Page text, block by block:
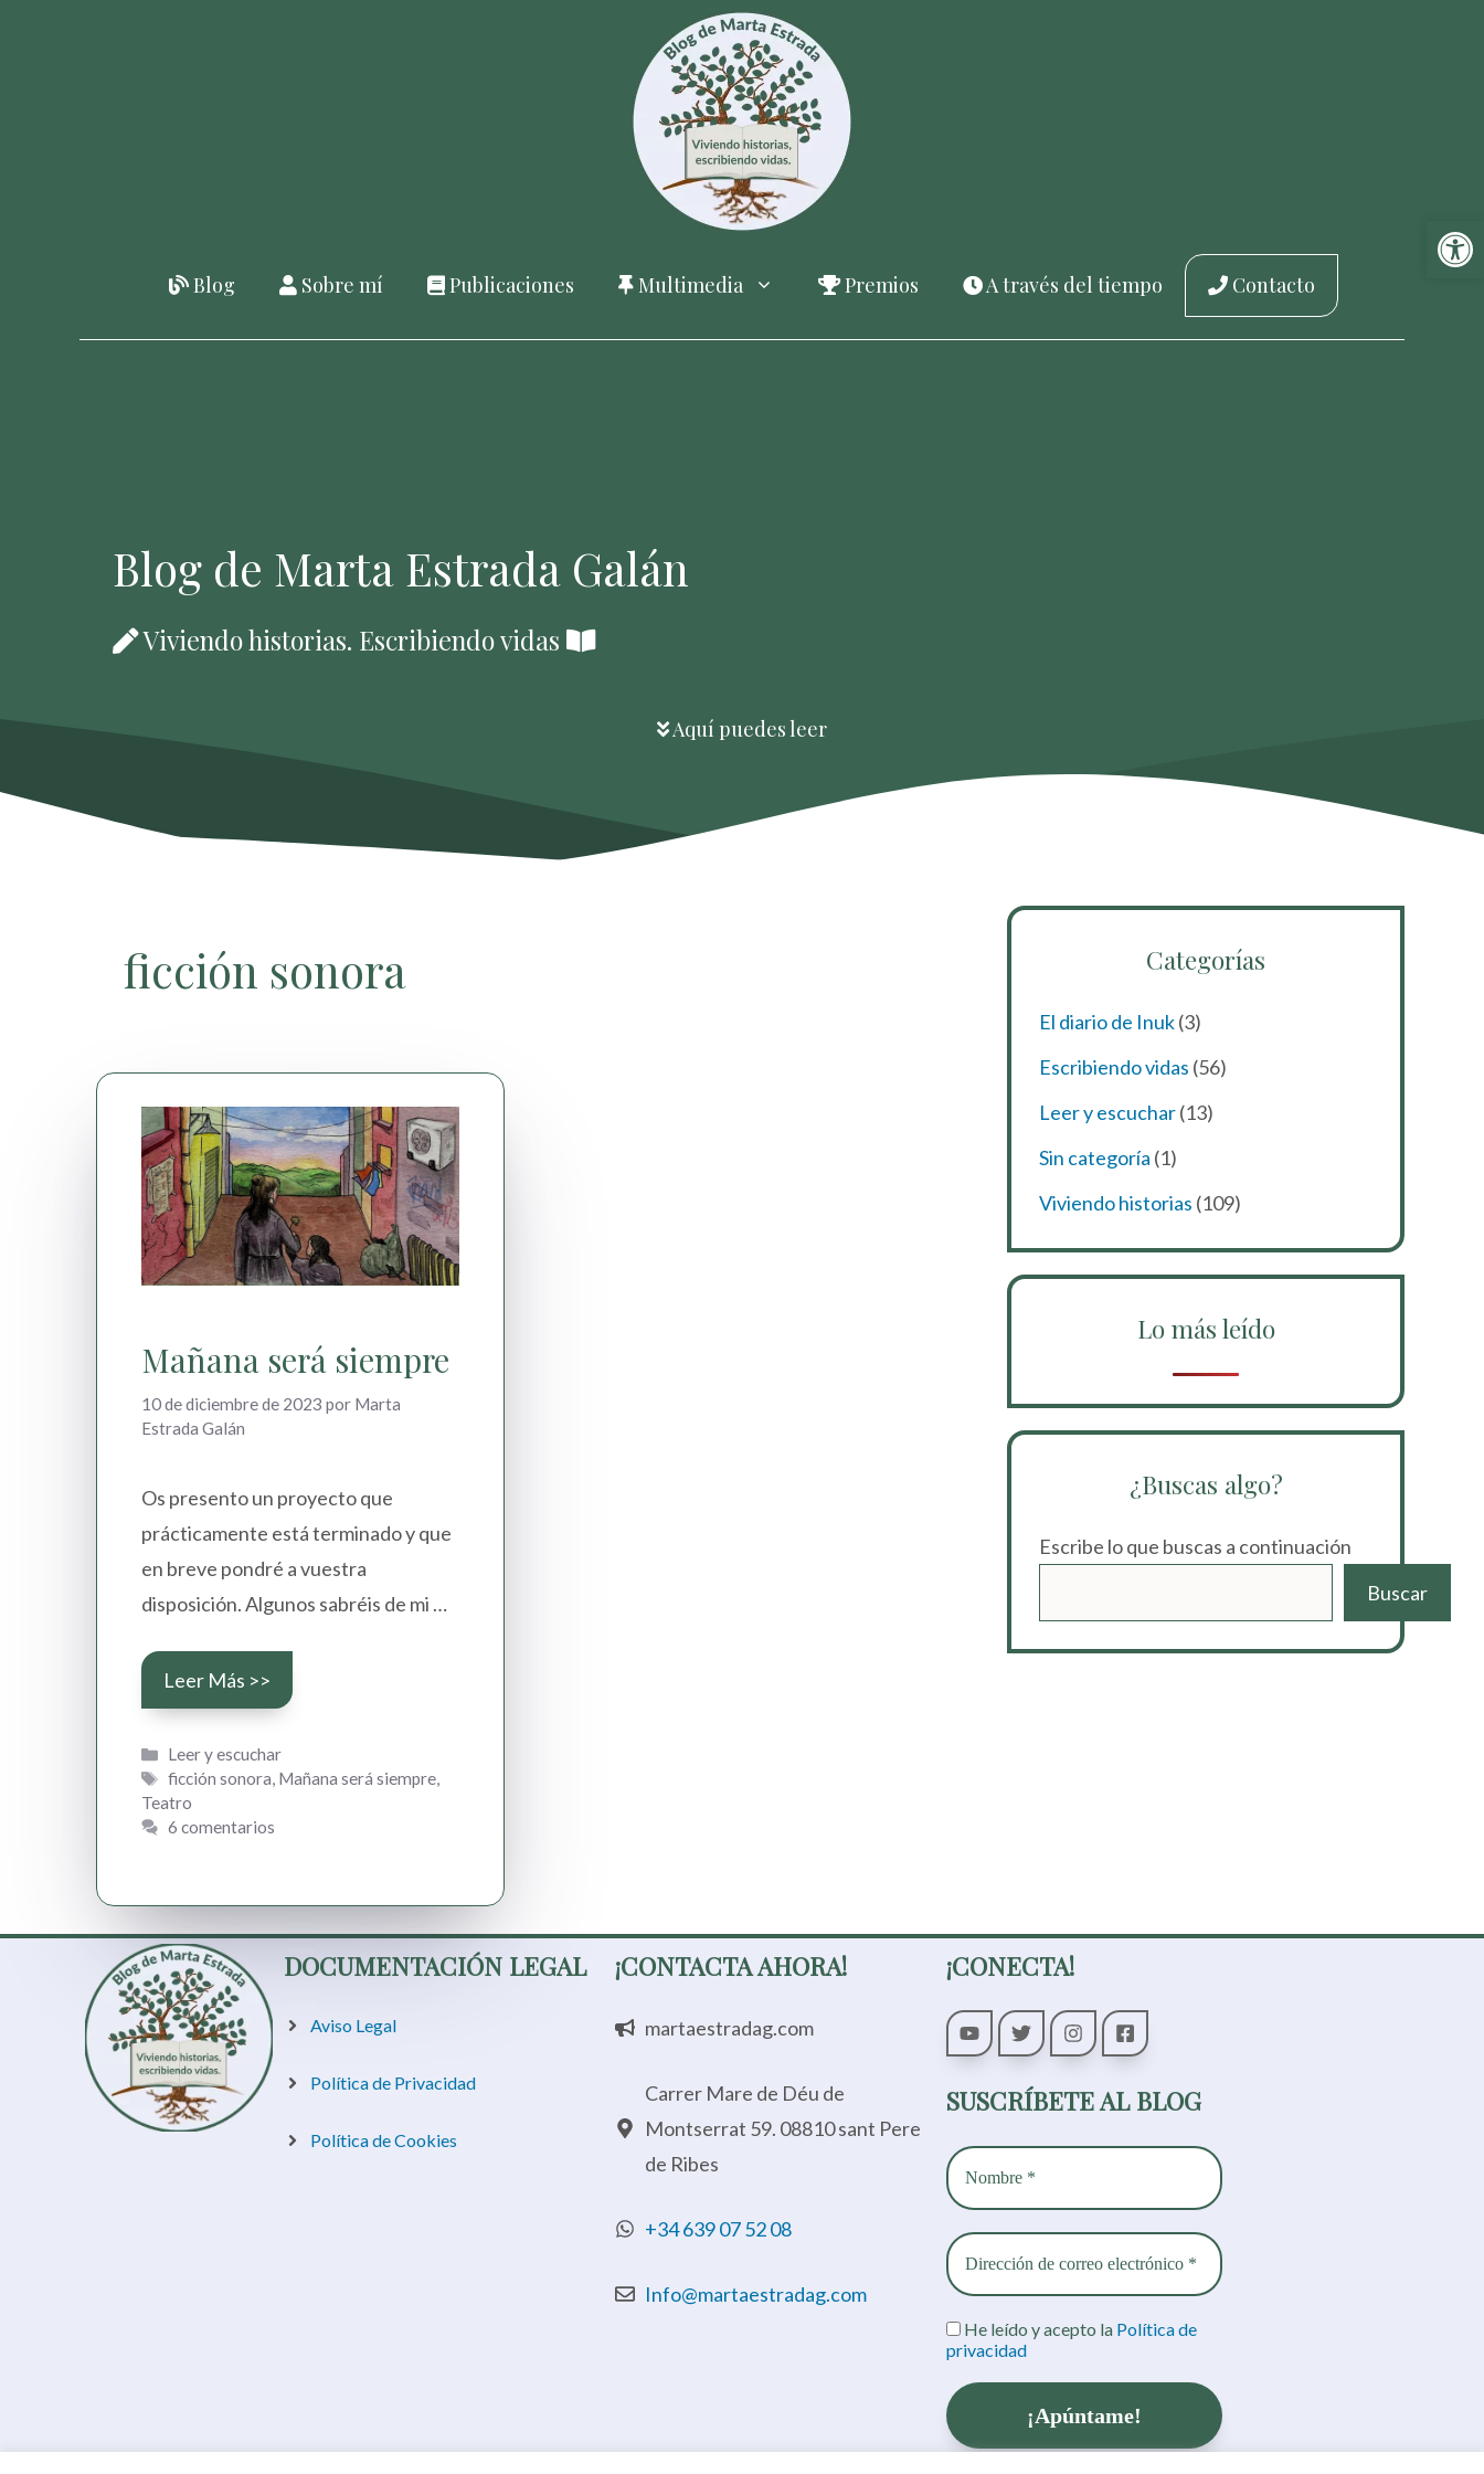
Abrir
Principal
Blog Sobre mí Publicaciones Multimedia Premios A través del tiempo Contacto
Blog de Marta Estrada Galán
Viviendo historias. Escribiendo vidas
Aquí puedes leer
ficción sonora
Mañana será siempre
10 de diciembre de 2023 por Marta
Estrada Galán
Os presento un proyecto que
prácticamente está terminado y que
en breve pondré a vuestra
disposición. Algunos sabréis de mi …
Leer Más >>
Categorías
Leer y escuchar
Etiquetas
ficción sonora, Mañana será siempre,
Teatro
6 comentarios
Categorías
El diario de Inuk(3)
Escribiendo vidas (56)
Leer y escuchar(13)
Sin categoría (1)
Viviendo historias (109)
Lo más leído
¿Buscas algo?
Escribe lo que buscas a continuación
Buscar
DOCUMENTACIÓN LEGAL
Aviso Legal
Política de Privacidad
Política de Cookies
¡CONTACTA AHORA!
martaestradag.com
Carrer Mare de Déu de
Montserrat 59. 08810 sant Pere
de Ribes
+34 639 07 52 08
Info@martaestradag.com
¡CONECTA!
SUSCRÍBETE AL BLOG
He leído y acepto la Política de
privacidad